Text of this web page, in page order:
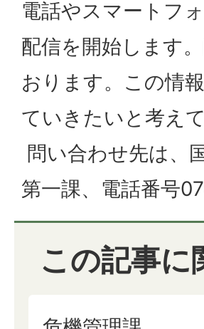
電話やスマートフ
配信を開始します
おります。この情
ていきたいと考え
問い合わせ先は、
第一課、電話番号
この記事に